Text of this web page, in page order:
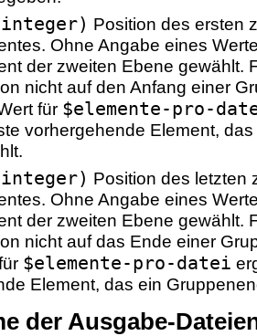
Position des ersten
Ohne Angabe eines
der zweiten Ebene gewählt.
nicht auf den Anfang einer
für $elemente-pro-
vorhergehende Element,
Position des letzten
Ohne Angabe eines
der zweiten Ebene gewählt.
nicht auf das Ende einer
$elemente-pro-datei
Element, das ein
der Ausgabe-